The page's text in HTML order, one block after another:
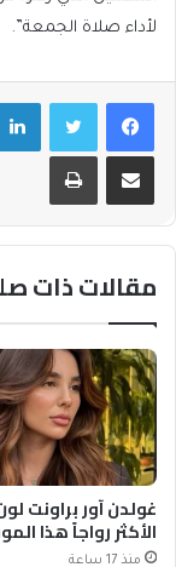
لأداء صلاة الجمعة”.
فيسبوكتويتر
مشاركة عبر البريد طباعة
مقالات ذات
غولدن آور براونت
الأكثر رواجاً هذا
منذ 17 ساعة